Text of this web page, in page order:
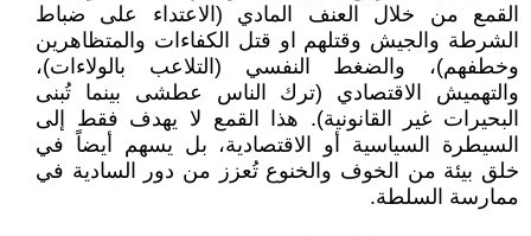
القمع من خلال العنف المادي (الاعتداء على ضباط
الشرطة والجيش وقتلهم او قتل الكفاءات والمتظاهرين
وخطفهم)، والضغط النفسي (التلاعب بالولاءات)،
والتهميش الاقتصادي (ترك الناس عطشى بينما تُبنى
البحيرات غير القانونية). هذا القمع لا يهدف فقط إلى
السيطرة السياسية أو الاقتصادية، بل يسهم أيضاً في
خلق بيئة من الخوف والخنوع تُعزز من دور السادية في
ممارسة السلطة.